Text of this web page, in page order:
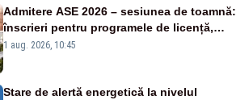
Admitere ASE 2026 – sesiunea de toamnă:
înscrieri pentru programele de licență,
masterat și doctorat
1 aug. 2026, 10:45
Stare de alertă energetică la nivelul